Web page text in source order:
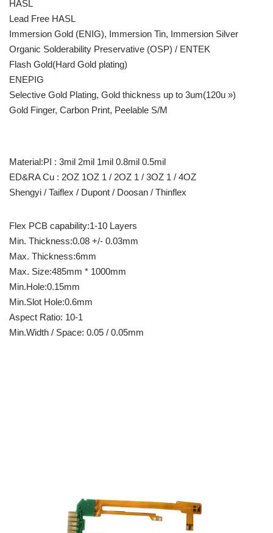
HASL
Lead Free HASL
Immersion Gold (ENIG), Immersion Tin, Immersion Silver
Organic Solderability Preservative (OSP) / ENTEK
Flash Gold(Hard Gold plating)
ENEPIG
Selective Gold Plating, Gold thickness up to 3um(120u »)
Gold Finger, Carbon Print, Peelable S/M
Material:PI : 3mil 2mil 1mil 0.8mil 0.5mil
ED&RA Cu : 2OZ 1OZ 1 / 2OZ 1 / 3OZ 1 / 4OZ
Shengyi / Taiflex / Dupont / Doosan / Thinflex
Flex PCB capability:1-10 Layers
Min. Thickness:0.08 +/- 0.03mm
Max. Thickness:6mm
Max. Size:485mm * 1000mm
Min.Hole:0.15mm
Min.Slot Hole:0.6mm
Aspect Ratio: 10-1
Min.Width / Space: 0.05 / 0.05mm